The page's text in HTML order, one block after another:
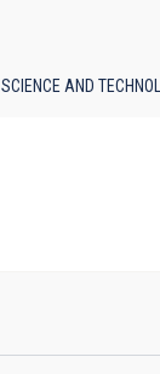
SCIENCE AND